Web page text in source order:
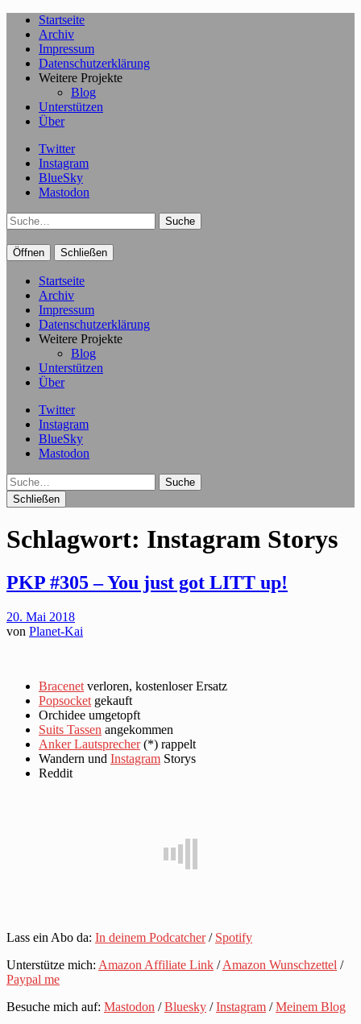
Startseite
Archiv
Impressum
Datenschutzerklärung
Weitere Projekte
Blog
Unterstützen
Über
Twitter
Instagram
BlueSky
Mastodon
Suche
Öffnen Schließen
Startseite
Archiv
Impressum
Datenschutzerklärung
Weitere Projekte
Blog
Unterstützen
Über
Twitter
Instagram
BlueSky
Mastodon
Suche
Schließen
Schlagwort: Instagram Storys
PKP #305 – You just got LITT up!
20. Mai 2018
von Planet-Kai
Bracenet verloren, kostenloser Ersatz
Popsocket gekauft
Orchidee umgetopft
Suits Tassen angekommen
Anker Lautsprecher(*) rappelt
Wandern und Instagram Storys
Reddit
Lass ein Abo da: In deinem Podcatcher/ Spotify
Unterstütze mich: Amazon Affiliate Link /Amazon Wunschzettel /
Paypal me
Besuche mich auf: Mastodon /Bluesky /Instagram /Meinem Blog